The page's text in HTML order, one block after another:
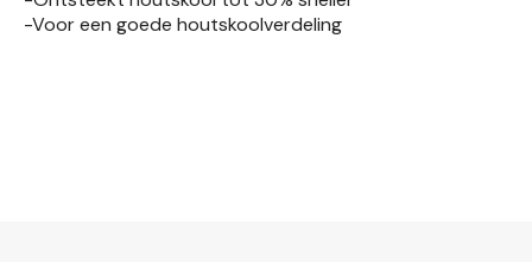
-Voor een goede houtskoolverdeling